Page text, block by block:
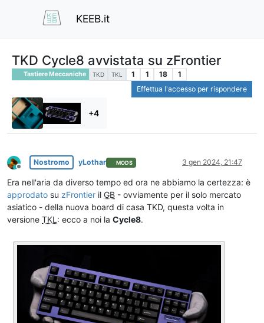
KEEB.it
TKD Cycle8 avvistata su zFrontier
Tastiere Meccaniche TKD TKL 1 1 18
1
Effettua l'accesso per rispondere
+4
Non in linea
Nostromo yLothar MODS 3 gen 2024, 21:47
Era nell'aria da diverso tempo ed ora ne abbiamo la certezza: è
approdato su zFrontier il GB - ovviamente per il solo mercato
asiatico - della nuova board di casa TKD, questa volta in
versione TKL : ecco a noi la Cycle8.